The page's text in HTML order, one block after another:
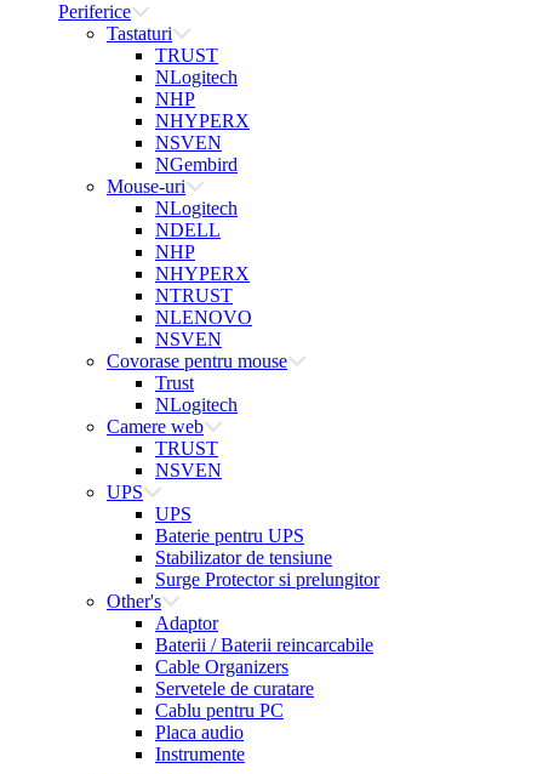
Periferice
Tastaturi
TRUST
NLogitech
NHP
NHYPERX
NSVEN
NGembird
Mouse-uri
NLogitech
NDELL
NHP
NHYPERX
NTRUST
NLENOVO
NSVEN
Covorase pentru mouse
Trust
NLogitech
Camere web
TRUST
NSVEN
UPS
UPS
Baterie pentru UPS
Stabilizator de tensiune
Surge Protector si prelungitor
Other's
Adaptor
Baterii / Baterii reincarcabile
Cable Organizers
Servetele de curatare
Cablu pentru PC
Placa audio
Instrumente